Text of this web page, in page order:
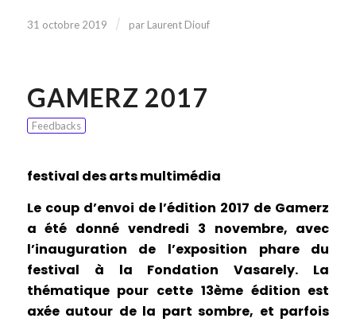
31 octobre 2019 / par Laurent Diouf
GAMERZ 2017
Feedbacks
festival des arts multimédia
Le coup d’envoi de l’édition 2017 de Gamerz
a été donné vendredi 3 novembre, avec
l’inauguration de l’exposition phare du
festival à la Fondation Vasarely. La
thématique pour cette 13ème édition est
axée autour de la part sombre, et parfois